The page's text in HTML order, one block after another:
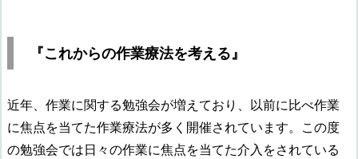
『これからの作業療法を考える』
近年、作業に関する勉強会が増えており、以前に比べ作業
に焦点を当てた作業療法が多く開催されています。この度
の勉強会では日々の作業に焦点を当てた介入をされている